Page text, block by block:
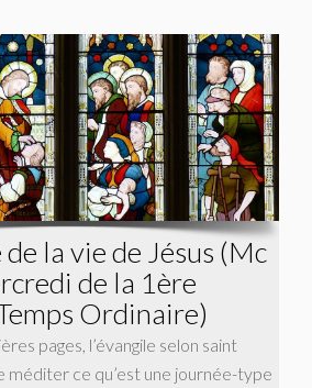
la vie de Jésus (Mc
de la 1ère
Ordinaire)
pages, l’évangile selon saint
méditer ce qu’est une journée-type